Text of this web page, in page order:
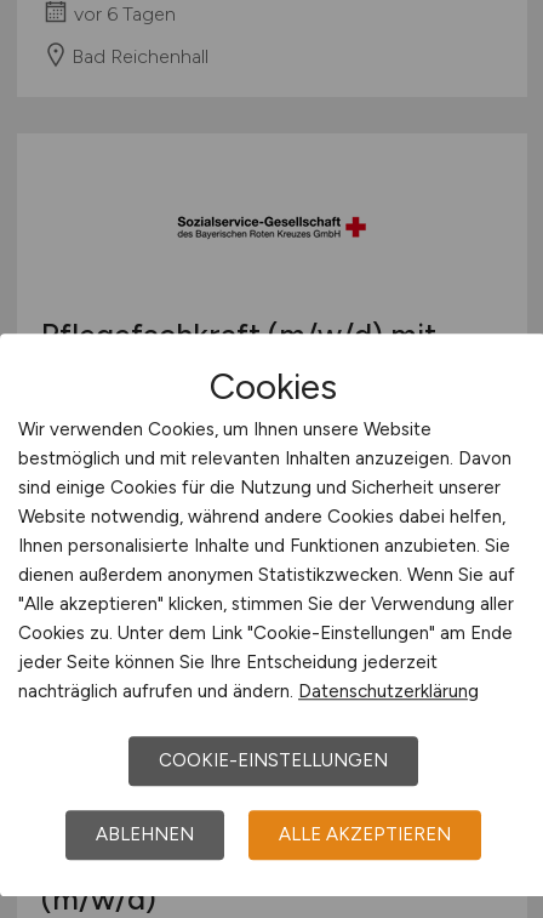
vor 6 Tagen
Bad Reichenhall
Pflegefachkraft(m/w/d)mit
Zusatzausbildung in
Gerontopsychiatrie
Sozialservice-Gesellschaft des BRK GmbH,
SeniorenWohnen Bad Reichenhall Marienheim
vor 6 Tagen
Bad Reichenhall
Pflegehelfer*in /Pflegehilfskraft
(m/w/d)
Cookies
Wir verwenden Cookies, um Ihnen unsere Website
bestmöglich und mit relevanten Inhalten anzuzeigen. Davon
sind einige Cookies für die Nutzung und Sicherheit unserer
Website notwendig, während andere Cookies dabei helfen,
Ihnen personalisierte Inhalte und Funktionen anzubieten. Sie
dienen außerdem anonymen Statistikzwecken. Wenn Sie auf
"Alle akzeptieren" klicken, stimmen Sie der Verwendung aller
Cookies zu. Unter dem Link "Cookie-Einstellungen" am Ende
jeder Seite können Sie Ihre Entscheidung jederzeit
nachträglich aufrufen und ändern. Datenschutzerklärung
COOKIE-EINSTELLUNGEN
ABLEHNEN ALLE AKZEPTIEREN